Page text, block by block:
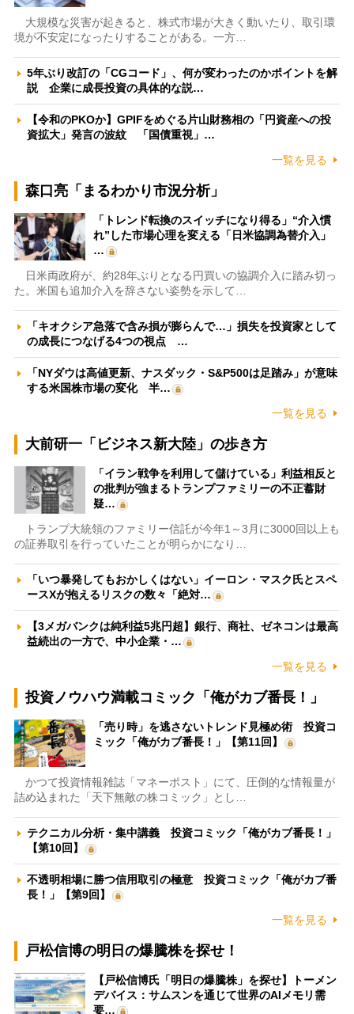
大規模な災害が起きると、株式市場が大きく動いたり、取引環
境が不安定になったりすることがある。一方…
5年ぶり改訂の「CGコード」、何が変わったのかポイントを解
説 企業に成長投資の具体的な説…
【令和のPKOか】GPIFをめぐる片山財務相の「円資産への投
資拡大」発言の波紋 「国債重視」…
一覧を見る
森口亮「まるわかり市況分析」
「トレンド転換のスイッチになり得る」“介入慣
れ”した市場心理を変える「日米協調為替介入」
…
日米両政府が、約28年ぶりとなる円買いの協調介入に踏み切っ
た。米国も追加介入を辞さない姿勢を示して…
「キオクシア急落で含み損が膨らんで…」損失を投資家として
の成長につなげる4つの視点 …
「NYダウは高値更新、ナスダック・S&P500は足踏み」が意味
する米国株市場の変化 半…
一覧を見る
大前研一「ビジネス新大陸」の歩き方
「イラン戦争を利用して儲けている」利益相反と
の批判が強まるトランプファミリーの不正蓄財
疑…
トランプ大統領のファミリー信託が今年1～3月に3000回以上も
の証券取引を行っていたことが明らかになり…
「いつ暴発してもおかしくはない」イーロン・マスク氏とスペ
ースXが抱えるリスクの数々「絶対…
【3メガバンクは純利益5兆円超】銀行、商社、ゼネコンは最高
益続出の一方で、中小企業・…
一覧を見る
投資ノウハウ満載コミック「俺がカブ番長！」
「売り時」を逃さないトレンド見極め術 投資コ
ミック「俺がカブ番長！」【第11回】
かつて投資情報雑誌「マネーポスト」にて、圧倒的な情報量が
詰め込まれた「天下無敵の株コミック」とし…
テクニカル分析・集中講義 投資コミック「俺がカブ番長！」
【第10回】
不透明相場に勝つ信用取引の極意 投資コミック「俺がカブ番
長！」【第9回】
一覧を見る
戸松信博の明日の爆騰株を探せ！
【戸松信博氏「明日の爆騰株」を探せ】トーメン
デバイス：サムスンを通じて世界のAIメモリ需
要…